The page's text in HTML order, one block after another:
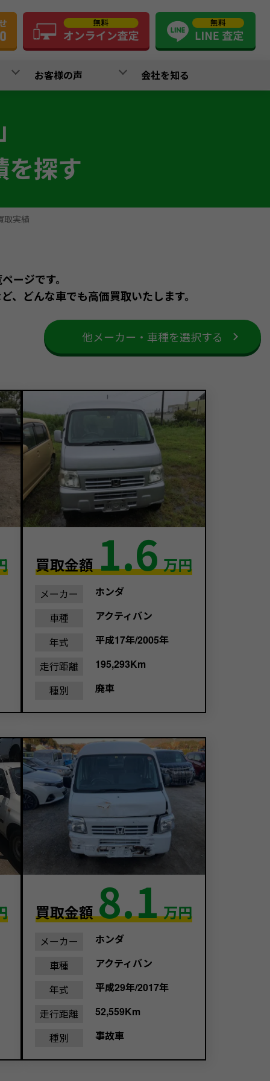
お客様の声 会社を知る
を探す
取実績
ージです。
どんな車でも高価買取いたします。
他メーカー・車種を選択する
買取金額1.6 万円
メーカー
ホンダ
車種
アクティバン
年式
平成17年/2005年
走行距離
195,293Km
種別
廃車
買取金額8.1 万円
メーカー
ホンダ
車種
アクティバン
年式
平成29年/2017年
走行距離
52,559Km
種別
事故車